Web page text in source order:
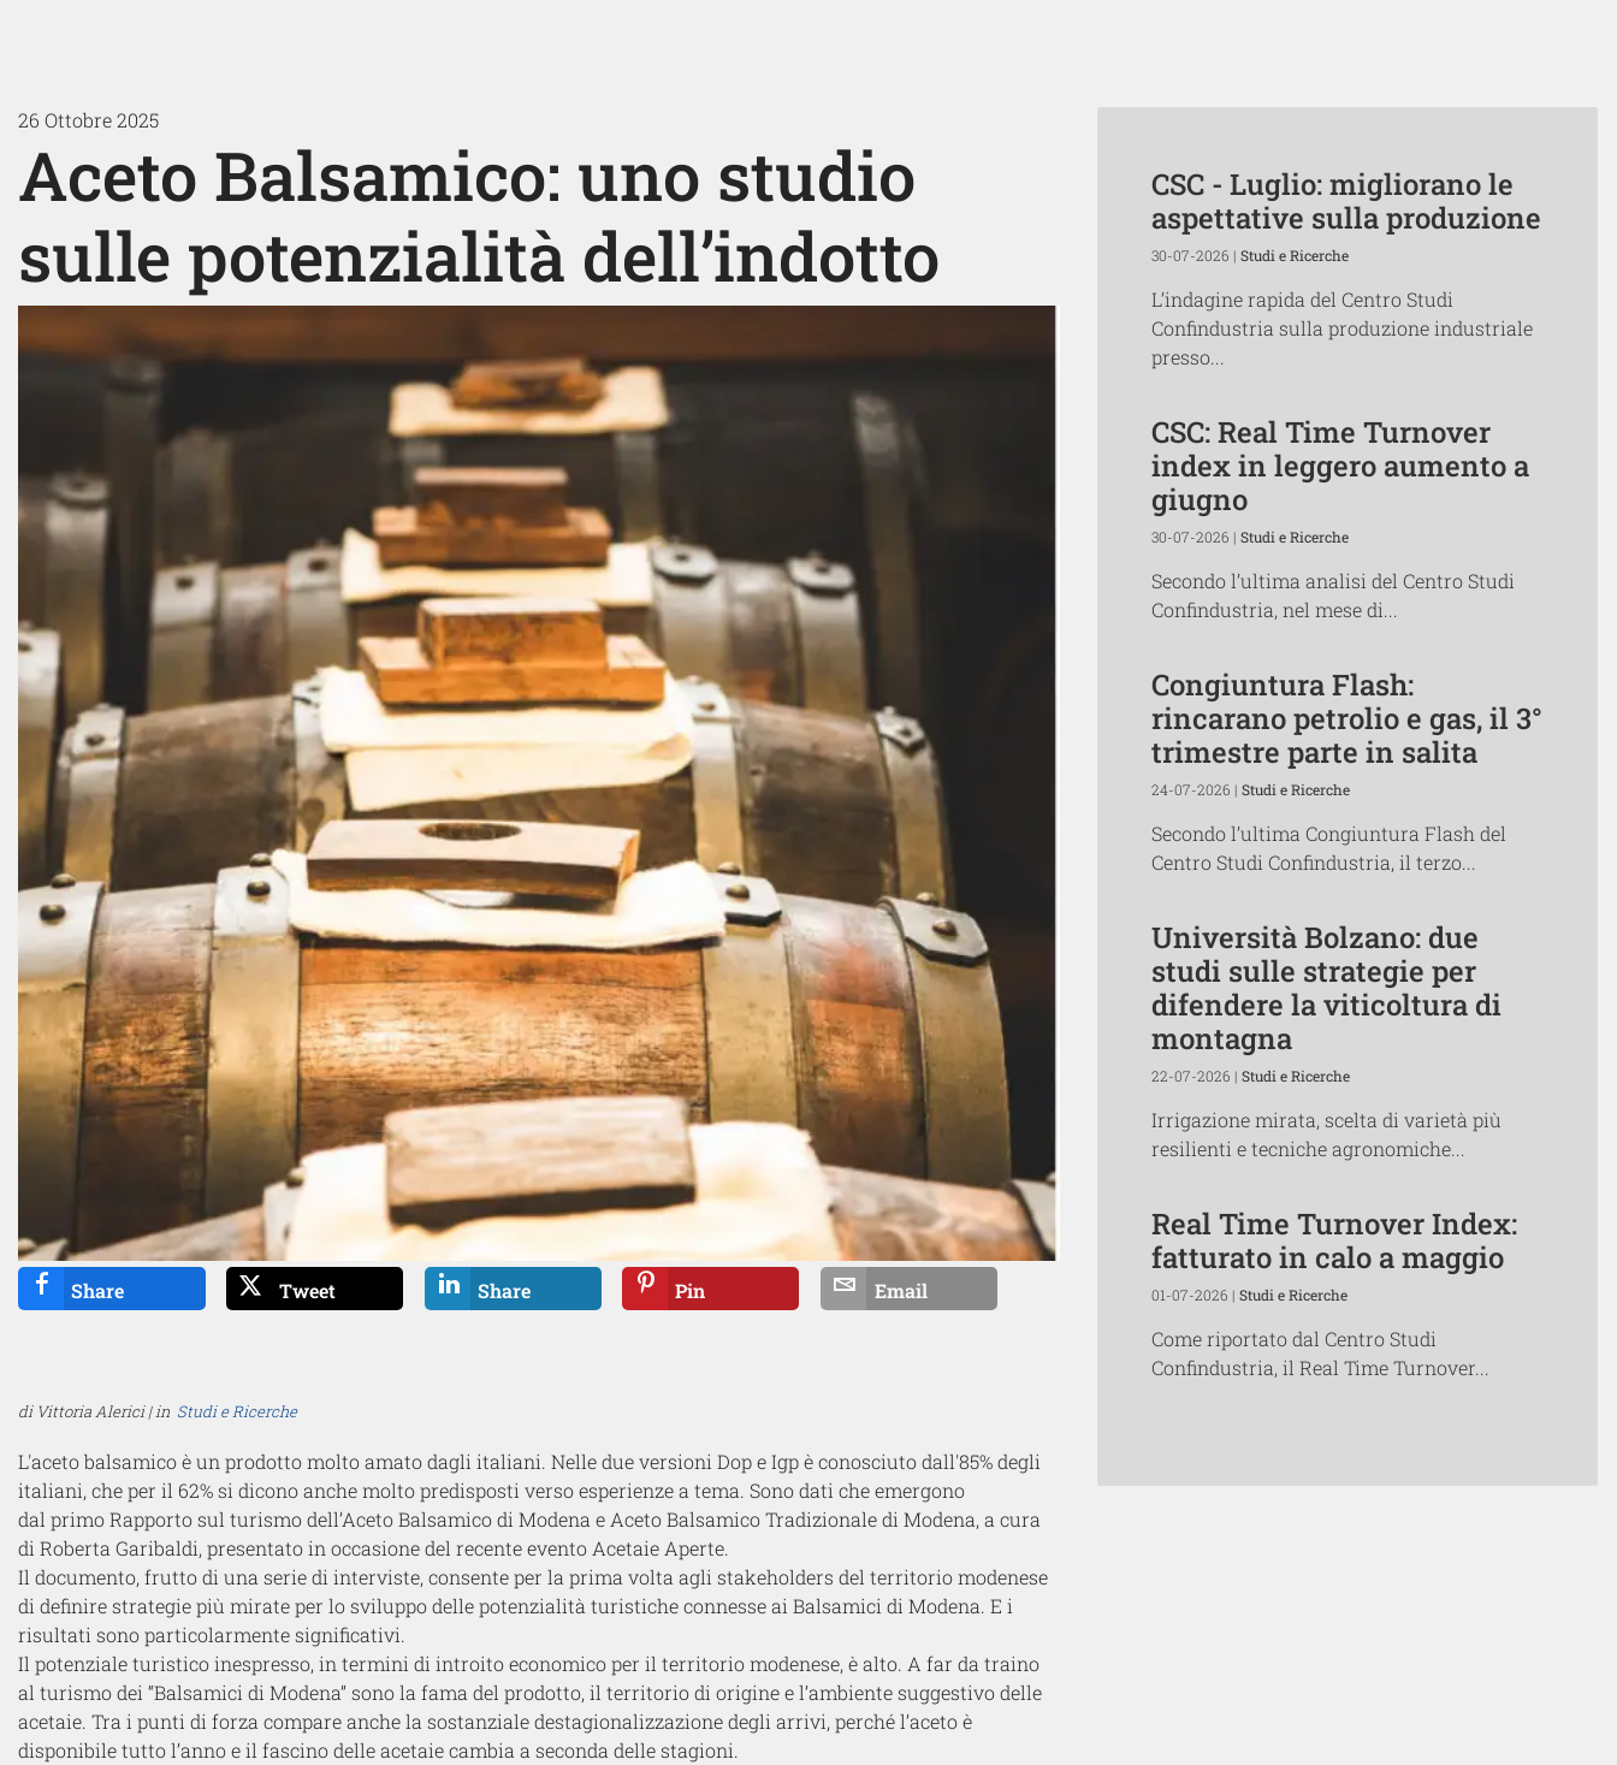
26 Ottobre 2025
Aceto Balsamico: uno studio
sulle potenzialità dell’indotto
Share Tweet Share Pin Email
di Vittoria Alerici | in Studi e Ricerche
L'aceto balsamico è un prodotto molto amato dagli italiani. Nelle due versioni Dop e Igp è conosciuto dall'85% degli
italiani, che per il 62% si dicono anche molto predisposti verso esperienze a tema. Sono dati che emergono
dal primoRapporto sul turismo dell’Aceto Balsamicodi Modena eAceto BalsamicoTradizionale di Modena, a cura
di Roberta Garibaldi,presentato in occasione del recente evento Acetaie Aperte.
Il documento, frutto di una serie di interviste, consente per la prima volta agli stakeholders del territorio modenese
di definire strategie più mirate per lo sviluppo delle potenzialità turistiche connesse ai Balsamici di Modena. E i
risultati sono particolarmente significativi.
Il potenziale turistico inespresso, in termini di introito economico per il territorio modenese, è alto. A far da traino
al turismo dei “Balsamici di Modena” sono la fama del prodotto, il territorio di origine e l’ambiente suggestivo delle
acetaie. Tra i punti di forza compare anche la sostanziale destagionalizzazione degli arrivi, perché l’acetoè
disponibile tutto l’anno e il fascino delle acetaie cambia a seconda delle stagioni.
CSC - Luglio: migliorano le
aspettative sulla produzione
30-07-2026 | Studi e Ricerche
L’indagine rapida del Centro Studi
Confindustria sulla produzione industriale
presso...
CSC: Real Time Turnover
index in leggero aumento a
giugno
30-07-2026 | Studi e Ricerche
Secondo l’ultima analisi del Centro Studi
Confindustria, nel mese di...
Congiuntura Flash:
rincarano petrolio e gas, il 3°
trimestre parte in salita
24-07-2026 | Studi e Ricerche
Secondo l’ultima Congiuntura Flash del
Centro Studi Confindustria, il terzo...
Università Bolzano: due
studi sulle strategie per
difendere la viticoltura di
montagna
22-07-2026 | Studi e Ricerche
Irrigazione mirata, scelta di varietà più
resilienti e tecniche agronomiche...
Real Time Turnover Index:
fatturato in calo a maggio
01-07-2026 | Studi e Ricerche
Come riportato dal Centro Studi
Confindustria, il Real Time Turnover...